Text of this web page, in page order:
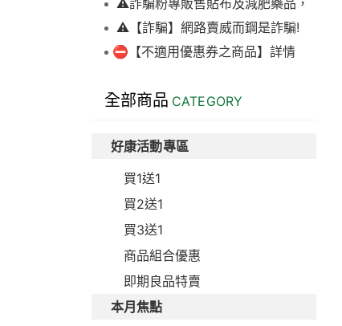
⚠️詐騙粉專販售貼布及減肥藥品，
請勿上當，請查明來源! 非瑞昌藥局
販售!
⚠️【詐騙】網路賣威而鋼是詐騙!
⛔【不適用優惠券之商品】詳情
全部商品 CATEGORY
好康活動專區
買1送1
買2送1
買3送1
商品組合優惠
即期良品特賣
本月焦點